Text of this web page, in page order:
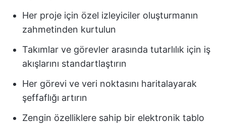
Her proje için özel izleyiciler oluşturmanın
zahmetinden kurtulun
Takımlar ve görevler arasında tutarlılık için iş
akışlarını standartlaştırın
Her görevi ve veri noktasını haritalayarak
şeffaflığı artırın
Zengin özelliklere sahip bir elektronik tablo